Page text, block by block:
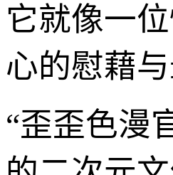
它就像一
心的慰藉
“歪歪色漫